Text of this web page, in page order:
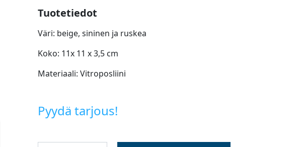
Tuotetiedot
Väri: beige, sininen ja ruskea
Koko: 11x 11 x 3,5 cm
Materiaali: Vitroposliini
Pyydä tarjous!